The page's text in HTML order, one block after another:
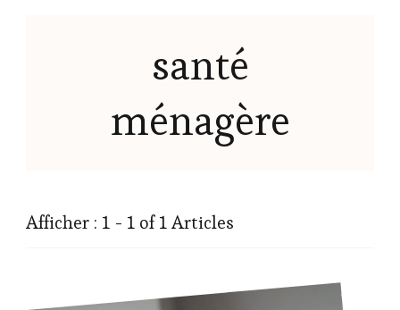
santé
ménagère
Afficher : 1 - 1 of 1 Articles